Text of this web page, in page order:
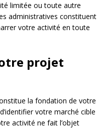
limitée ou toute autre
administratives constituent
votre activité en toute
projet
la fondation de votre
votre marché cible
activité ne fait l’objet